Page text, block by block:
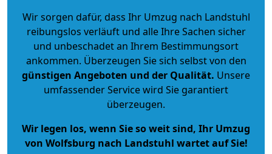
Wir sorgen dafür, dass Ihr Umzug nach Landstuhl
reibungslos verläuft und alle Ihre Sachen sicher
und unbeschadet an Ihrem Bestimmungsort
ankommen. Überzeugen Sie sich selbst von den
günstigen Angeboten und der Qualität. Unsere
umfassender Service wird Sie garantiert
überzeugen.
Wir legen los, wenn Sie so weit sind, Ihr Umzug
von Wolfsburg nach Landstuhl wartet auf Sie!